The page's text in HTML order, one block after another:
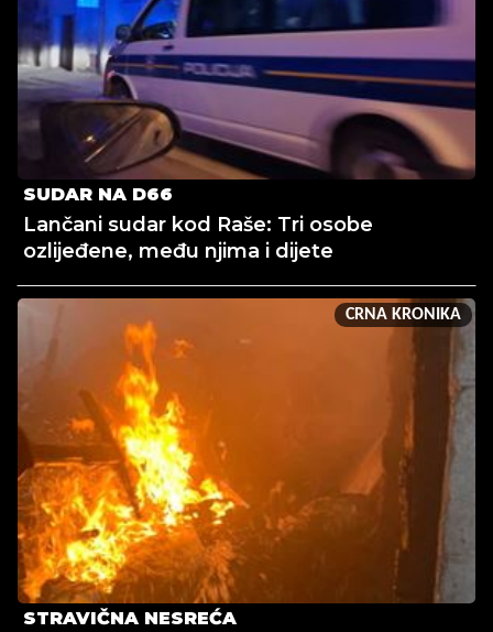
SUDAR NA D66
Lančani sudar kod Raše: Tri osobe
ozlijeđene, među njima i dijete
CRNA KRONIKA
STRAVIČNA NESREĆA